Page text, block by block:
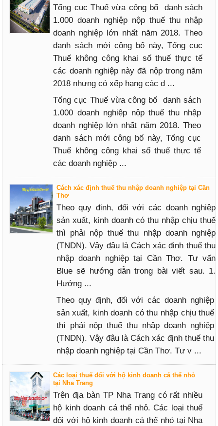
Tổng cục Thuế vừa công bố danh sách
1.000 doanh nghiệp nộp thuế thu nhập
doanh nghiệp lớn nhất năm 2018. Theo
danh sách mới công bố này, Tổng cục
Thuế không công khai số thuế thực tế
các doanh nghiệp này đã nộp trong năm
2018 nhưng có xếp hạng các d ...
Tổng cục Thuế vừa công bố danh sách
1.000 doanh nghiệp nộp thuế thu nhập
doanh nghiệp lớn nhất năm 2018. Theo
danh sách mới công bố này, Tổng cục
Thuế không công khai số thuế thực tế
các doanh nghiệp ...
Cách xác định thuế thu nhập doanh nghiệp tại Cần
Thơ
Theo quy định, đối với các doanh nghiệp
sản xuất, kinh doanh có thu nhập chịu thuế
thì phải nộp thuế thu nhập doanh nghiệp
(TNDN). Vậy đâu là Cách xác định thuế thu
nhập doanh nghiệp tại Cần Thơ. Tư vấn
Blue sẽ hướng dẫn trong bài viết sau. 1.
Hướng ...
Theo quy định, đối với các doanh nghiệp
sản xuất, kinh doanh có thu nhập chịu thuế
thì phải nộp thuế thu nhập doanh nghiệp
(TNDN). Vậy đâu là Cách xác định thuế thu
nhập doanh nghiệp tại Cần Thơ. Tư v ...
Các loại thuế đối với hộ kinh doanh cá thể nhỏ
tại Nha Trang
Trên địa bàn TP Nha Trang có rất nhiều
hộ kinh doanh cá thể nhỏ. Các loại thuế
đối với hộ kinh doanh cá thể nhỏ tại Nha